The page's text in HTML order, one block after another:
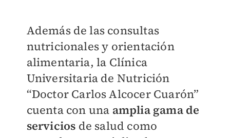
Además de las consultas
nutricionales y orientación
alimentaria, la Clínica
Universitaria de Nutrición
“Doctor Carlos Alcocer Cuarón”
cuenta con una amplia gama de
servicios de salud como